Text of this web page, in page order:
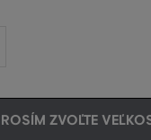
ZVOĽTE